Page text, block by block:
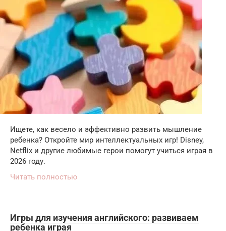
Ищете, как весело и эффективно развить мышление
ребенка? Откройте мир интеллектуальных игр! Disney,
Netflix и другие любимые герои помогут учиться играя в
2026 году.
Читать полностью
Игры для изучения английского: развиваем
ребенка играя